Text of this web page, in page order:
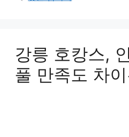
강릉 호캉스,
풀 만족도 차